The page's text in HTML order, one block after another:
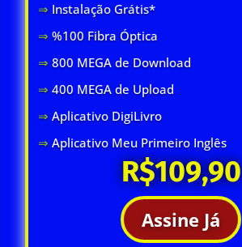
⇒ Instalação Grátis*
⇒ %100 Fibra Óptica
⇒ 800 MEGA de Download
⇒400 MEGA de Upload
⇒Aplicativo DigiLivro
⇒Aplicativo Meu Primeiro Inglês
R$109,90
Assine Já